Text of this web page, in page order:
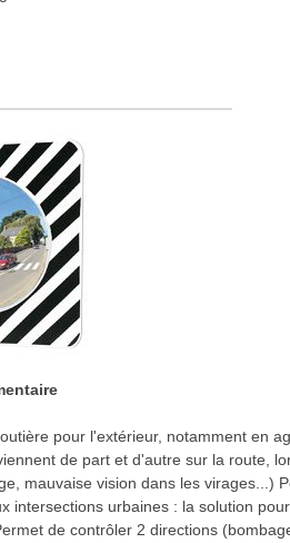
pour l'extérieur, notamment en
de part et d'autre sur la route,
mauvaise vision dans les virages...)
intersections urbaines : la solution
de contrôler 2 directions